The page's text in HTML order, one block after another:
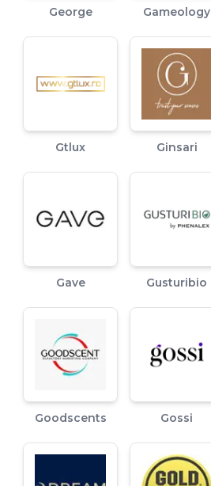
George Gameology
Gtlux Ginsari
Gave Gusturibio
Goodscents Gossi